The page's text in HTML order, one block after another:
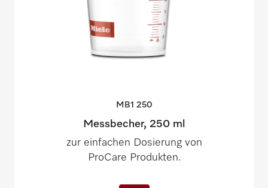
MB1 250
Messbecher, 250 ml
zur einfachen Dosierung von
ProCare Produkten.